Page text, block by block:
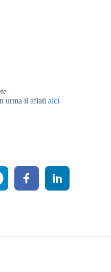
urma il aflati aici